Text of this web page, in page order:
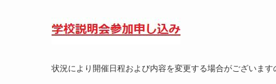
状況により開催日程および内容を変更する場合がございます